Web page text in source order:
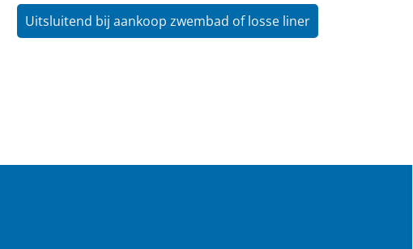
Uitsluitend bij aankoop zwembad of losse liner